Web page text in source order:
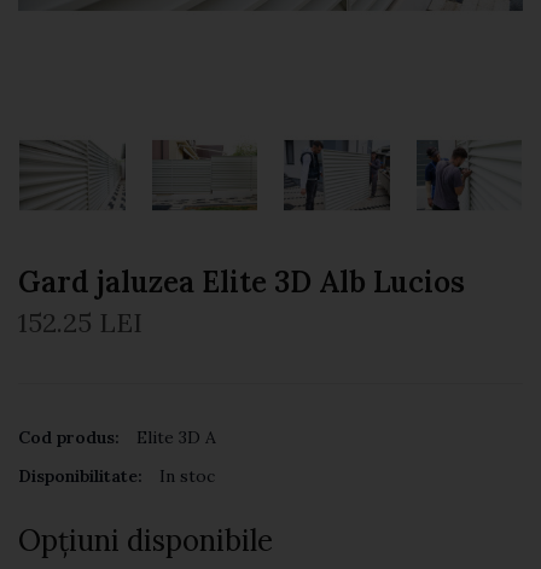
Gard jaluzea Elite 3D Alb Lucios
152.25 LEI
Cod produs:
Elite 3D A
Disponibilitate:
In stoc
Opţiuni disponibile